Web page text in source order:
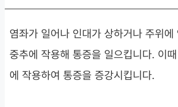
염좌가 일어나 인대가 상하거나 주위
중추에 작용해 통증을 일으킵니다. 이
에 작용하여 통증을 증강시킵니다.